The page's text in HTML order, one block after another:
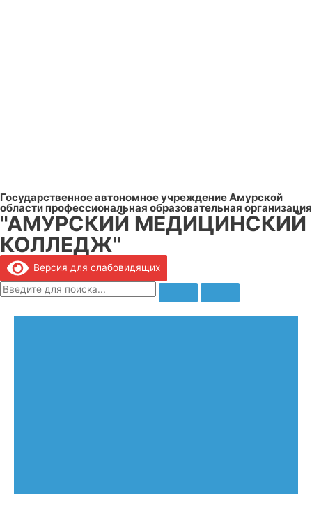
Государственное автономное учреждение Амурской
области профессиональная образовательная организация
"АМУРСКИЙ МЕДИЦИНСКИЙ
КОЛЛЕДЖ"
Версия для слабовидящих